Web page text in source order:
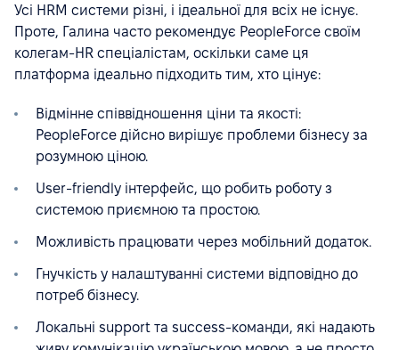
Усі HRM системи різні, і ідеальної для всіх не існує.
Проте, Галина часто рекомендує PeopleForce своїм
колегам-HR спеціалістам, оскільки саме ця
платформа ідеально підходить тим, хто цінує:
Відмінне співвідношення ціни та якості:
PeopleForce дійсно вирішує проблеми бізнесу за
розумною ціною.
User-friendly інтерфейс, що робить роботу з
системою приємною та простою.
Можливість працювати через мобільний додаток.
Гнучкість у налаштуванні системи відповідно до
потреб бізнесу.
Локальні support та success-команди, які надають